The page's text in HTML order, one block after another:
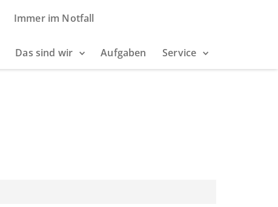
Das sind wir Aufgaben Service
Immer im Notfall